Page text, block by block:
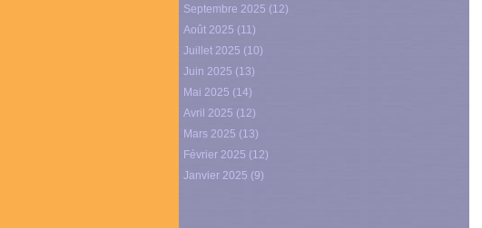
Septembre 2025 (12)
Août 2025 (11)
Juillet 2025 (10)
Juin 2025 (13)
Mai 2025 (14)
Avril 2025 (12)
Mars 2025 (13)
Février 2025 (12)
Janvier 2025 (9)